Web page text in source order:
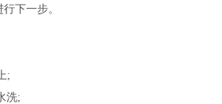
下一步。
;
洗;